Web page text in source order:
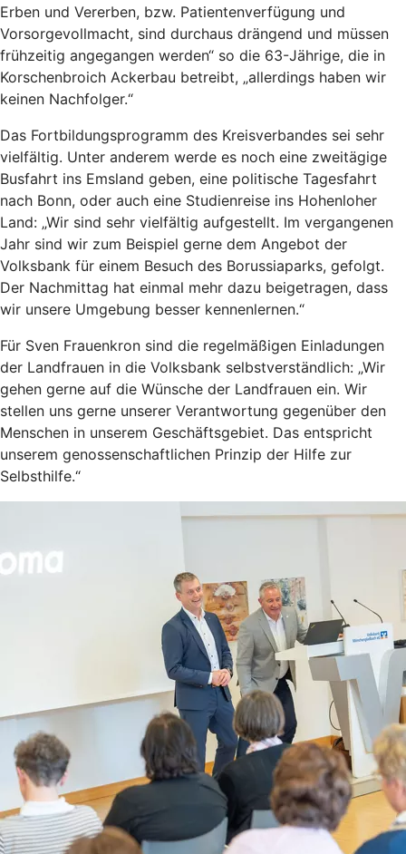
Erben und Vererben, bzw. Patientenverfügung und
Vorsorgevollmacht, sind durchaus drängend und müssen
frühzeitig angegangen werden“ so die 63-Jährige, die in
Korschenbroich Ackerbau betreibt, „allerdings haben wir
keinen Nachfolger.“
Das Fortbildungsprogramm des Kreisverbandes sei sehr
vielfältig. Unter anderem werde es noch eine zweitägige
Busfahrt ins Emsland geben, eine politische Tagesfahrt
nach Bonn, oder auch eine Studienreise ins Hohenloher
Land: „Wir sind sehr vielfältig aufgestellt. Im vergangenen
Jahr sind wir zum Beispiel gerne dem Angebot der
Volksbank für einem Besuch des Borussiaparks, gefolgt.
Der Nachmittag hat einmal mehr dazu beigetragen, dass
wir unsere Umgebung besser kennenlernen.“
Für Sven Frauenkron sind die regelmäßigen Einladungen
der Landfrauen in die Volksbank selbstverständlich: „Wir
gehen gerne auf die Wünsche der Landfrauen ein. Wir
stellen uns gerne unserer Verantwortung gegenüber den
Menschen in unserem Geschäftsgebiet. Das entspricht
unserem genossenschaftlichen Prinzip der Hilfe zur
Selbsthilfe.“